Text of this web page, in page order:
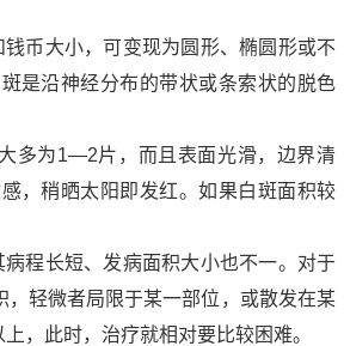
币大小，可变现为圆形、椭圆形或不
是沿神经分布的带状或条索状的脱色
多为1—2片，而且表面光滑，边界清
，稍晒太阳即发红。如果白斑面积较
程长短、发病面积大小也不一。对于
轻微者局限于某一部位，或散发在某
，此时，治疗就相对要比较困难。